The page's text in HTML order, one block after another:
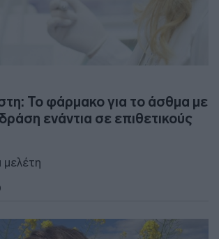
Το φάρμακο για το άσθμα με
ενάντια σε επιθετικούς
μελέτη